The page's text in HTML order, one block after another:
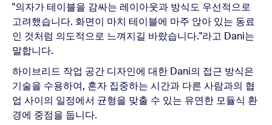
"의자가 테이블을 감싸는 레이아웃과 방식도 우선적으로
고려했습니다. 화면이 마치 테이블에 마주 앉아 있는 동료
인 것처럼 의도적으로 느껴지길 바랐습니다."라고 Dani는
말합니다.
하이브리드 작업 공간 디자인에 대한 Dani의 접근 방식은
기술을 수용하여, 혼자 집중하는 시간과 다른 사람과의 협
업 사이의 일정에서 균형을 맞출 수 있는 유연한 모듈식 환
경에 중점을 둡니다.